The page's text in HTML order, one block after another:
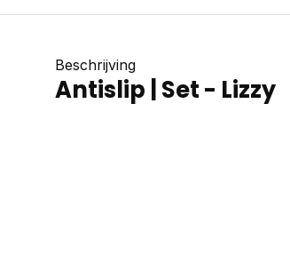
Beschrijving
Antislip | Set - Lizzy